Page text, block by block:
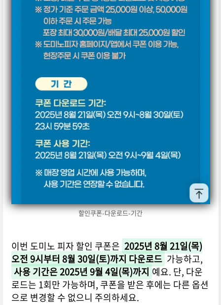
할인쿠폰-다운로드-기간
이번 도미노 피자 할인 쿠폰은 2025년 8월 21일(목)
오전 9시부터 8월 30일(토)까지 다운로드 가능하고,
사용 기간은 2025년 9월 4일(목)까지 예요. 단, 다운
로드는 1회만 가능하며, 쿠폰을 받은 후에는 다른 옵션
으로 변경할 수 없으니 주의하세요.